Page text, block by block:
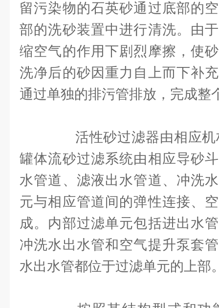
留污染物的石英砂通过底部的
部的洗砂装置中进行清洗。由
缩空气的作用下剧烈摩擦，使
洗净后的砂因重力自上而下补
通过单独的排污管排放，完成整
活性砂过滤器由相应机
罐体流砂过滤系统由相应导砂
水管道、滤液出水管道、冲洗
元与相应管道间的弹性连接、
成。内部过滤单元包括进出水
冲洗水出水管和空气提升泵套
水出水管都位于过滤单元的上部